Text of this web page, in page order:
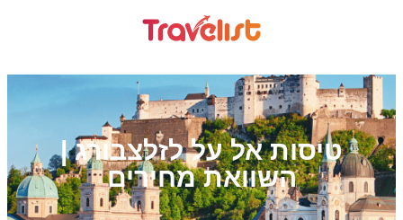
טיסות אל על לזלצבורג |
השוואת מחירים